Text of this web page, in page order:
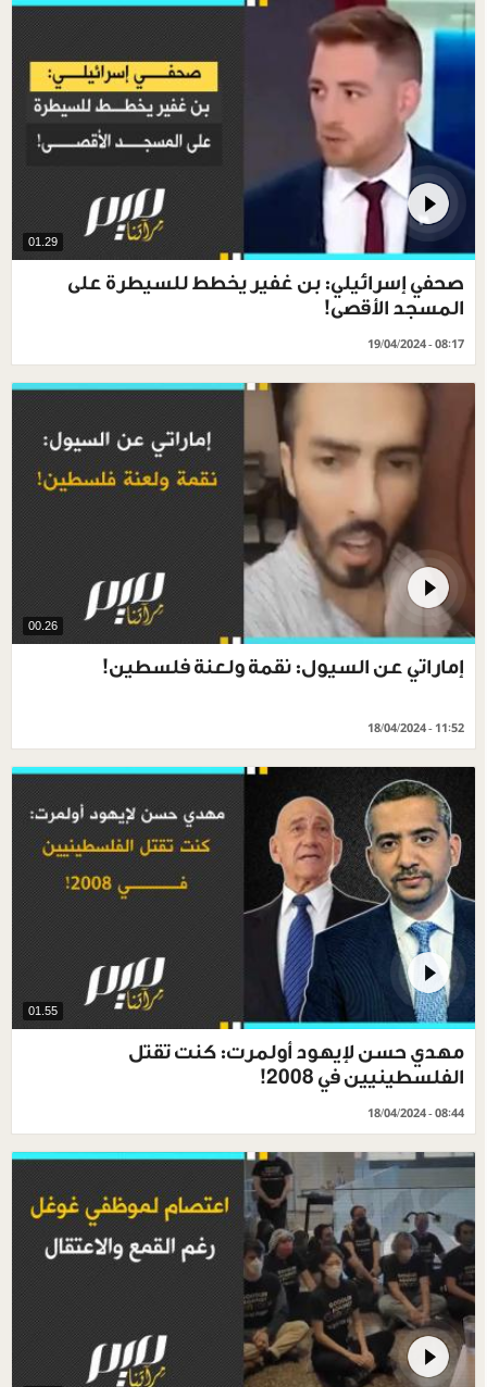
01.29
صحفي إسرائيلي: بن غفير يخطط للسيطرة على
المسجد الأقصى!
19/04/2024 - 08:17
00.26
إماراتي عن السيول: نقمة ولعنة فلسطين!
18/04/2024 - 11:52
01.55
مهدي حسن لإيهود أولمرت: كنت تقتل
الفلسطينيين في 2008!
18/04/2024 - 08:44